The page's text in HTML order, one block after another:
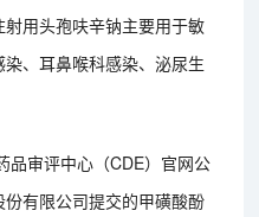
用头孢呋辛钠主要用于敏
、耳鼻喉科感染、泌尿生
品审评中心（CDE）官网公
有限公司提交的甲磺酸酚